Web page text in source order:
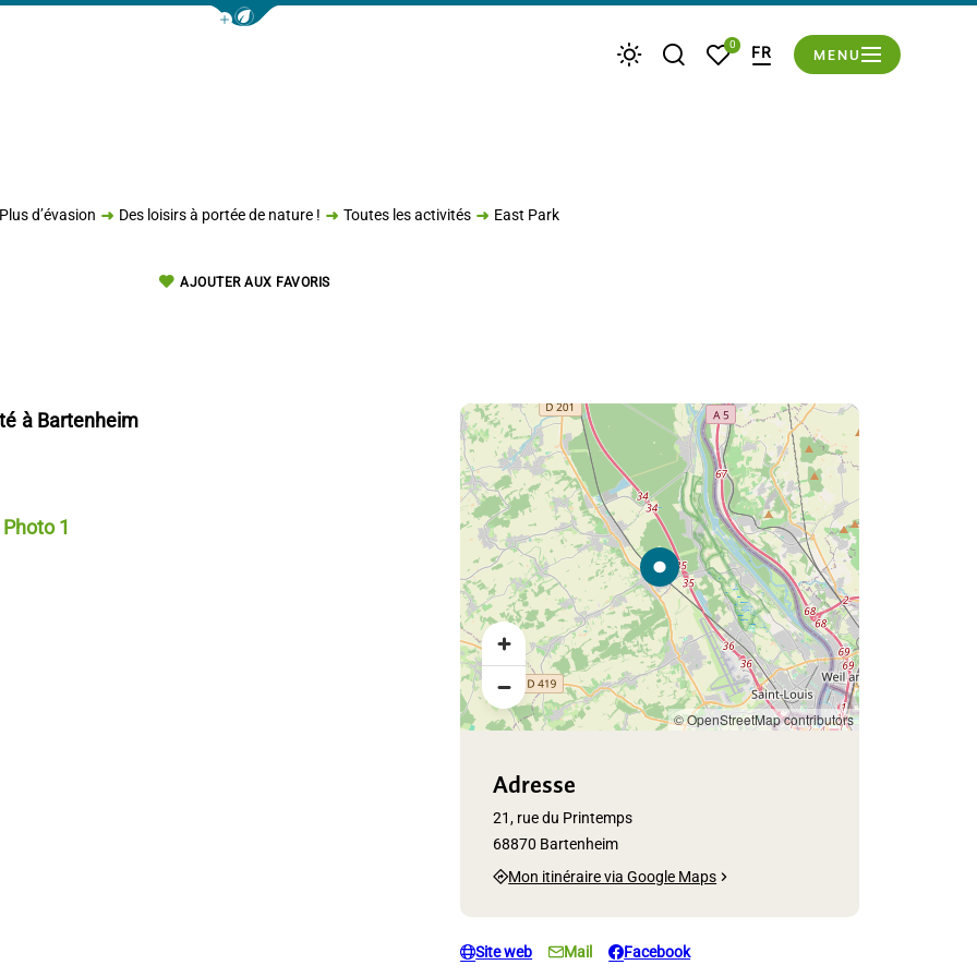
Afficher la barre de navigation du mode éco
MétéoJe recherche
Mes favoris
0 FR MENU
Plus d’évasion Des loisirs à portée de nature ! Toutes les activités East Park
AJOUTER AUX FAVORIS
à Bartenheim
Photo 1, © Blogueurs d'Alsace
© OpenStreetMap contributors
Adresse
21, rue du Printemps
68870 Bartenheim
Mon itinéraire via Google Maps
Site web Mail Facebook